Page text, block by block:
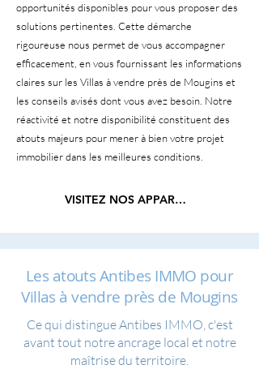
opportunités disponibles pour vous proposer des
solutions pertinentes. Cette démarche
rigoureuse nous permet de vous accompagner
efficacement, en vous fournissant les informations
claires sur les Villas à vendre près de Mougins et
les conseils avisés dont vous avez besoin. Notre
réactivité et notre disponibilité constituent des
atouts majeurs pour mener à bien votre projet
immobilier dans les meilleures conditions.
VISITEZ NOS APPARTEMENTS
Les atouts Antibes IMMO pour
Villas à vendre près de Mougins
Ce qui distingue Antibes IMMO, c'est
avant tout notre ancrage local et notre
maîtrise du territoire.